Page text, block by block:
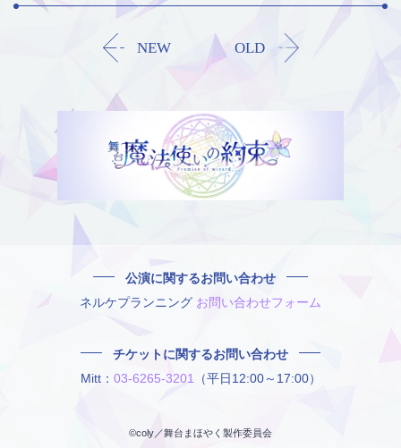
NEW OLD
公演に関するお問い合わせ
ネルケプランニング お問い合わせフォーム
チケットに関するお問い合わせ
Mitt： 03-6265-3201 （平日12:00～17:00）
©coly／舞台まほやく製作委員会